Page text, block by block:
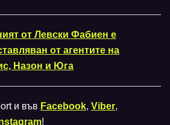
от Левски Фабиен е
от агентите на
Назон и Юга
и във Facebook, Viber,
!